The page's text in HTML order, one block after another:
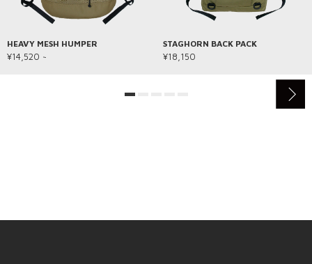
HEAVY MESH HUMPER
¥14,520 ~
STAGHORN BACK PACK
¥18,150